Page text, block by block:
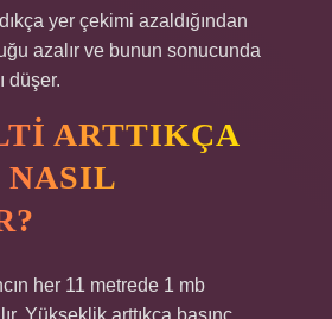
yer çekimi azaldığından
azalır ve bunun sonucunda
düşer.
ARTTIKÇA
NASIL
her 11 metrede 1 mb
Yükseklik arttıkça basınç